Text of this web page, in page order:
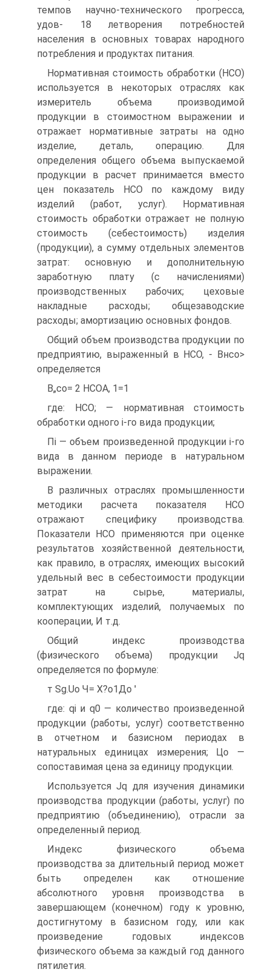
темпов научно-технического прогресса,
удов- 18 летворения потребностей
населения в основных товарах народного
потребления и продуктах питания.
Нормативная стоимость обработки (НСО)
используется в некоторых отраслях как
измеритель объема производимой
продукции в стоимостном выражении и
отражает нормативные затраты на одно
изделие, деталь, операцию. Для
определения общего объема выпускаемой
продукции в расчет принимается вместо
цен показатель НСО по каждому виду
изделий (работ, услуг). Нормативная
стоимость обработки отражает не полную
стоимость (себестоимость) изделия
(продукции), а сумму отдельных элементов
затрат: основную и дополнительную
заработную плату (с начислениями)
производственных рабочих; цеховые
накладные расходы; общезаводские
расходы; амортизацию основных фондов.
Общий объем производства продукции по
предприятию, выраженный в НСО, - Внсо>
определяется
В„со= 2 НСОА, 1=1
где: НСО; — нормативная стоимость
обработки одного і-го вида продукции;
Пі — объем произведенной продукции і-го
вида в данном периоде в натуральном
выражении.
В различных отраслях промышленности
методики расчета показателя НСО
отражают специфику производства.
Показатели НСО применяются при оценке
результатов хозяйственной деятельности,
как правило, в отраслях, имеющих высокий
удельный вес в себестоимости продукции
затрат на сырье, материалы,
комплектующих изделий, получаемых по
кооперации, И т.д.
Общий индекс производства
(физического объема) продукции Jq
определяется по формуле:
т Sg.Uo Ч= Х?о1До '
где: qi и q0 — количество произведенной
продукции (работы, услуг) соответственно
в отчетном и базисном периодах в
натуральных единицах измерения; Цо —
сопоставимая цена за единицу продукции.
Используется Jq для изучения динамики
производства продукции (работы, услуг) по
предприятию (объединению), отрасли за
определенный период.
Индекс физического объема
производства за длительный период может
быть определен как отношение
абсолютного уровня производства в
завершающем (конечном) году к уровню,
достигнутому в базисном году, или как
произведение годовых индексов
физического объема за каждый год данного
пятилетия.